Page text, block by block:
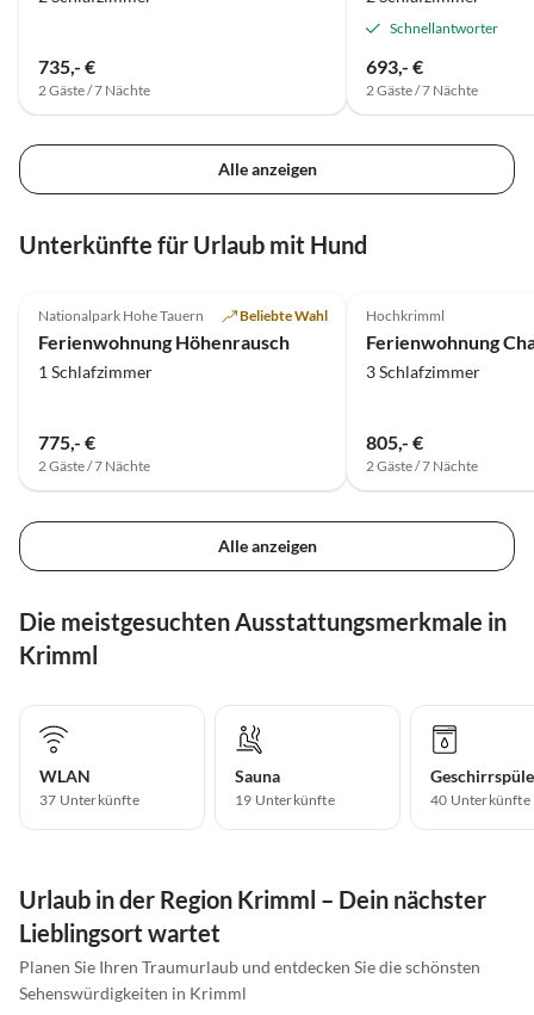
735,- €
2 Gäste / 7 Nächte
Schnellantworter
693,- €
2 Gäste / 7 Nächte
Alle anzeigen
Unterkünfte für Urlaub mit Hund
Nationalpark Hohe Tauern Beliebte Wahl
Ferienwohnung Höhenrausch
1 Schlafzimmer
775,- €
2 Gäste / 7 Nächte
Hochkrimml
3 Schlafzimmer
805,- €
2 Gäste / 7 Nächte
Alle anzeigen
Die meistgesuchten Ausstattungsmerkmale in
Krimml
WLAN
37 Unterkünfte
Sauna
19 Unterkünfte 40 Unterkünfte
Urlaub in der Region Krimml – Dein nächster
Lieblingsort wartet
Planen Sie Ihren Traumurlaub und entdecken Sie die schönsten
Sehenswürdigkeiten in Krimml